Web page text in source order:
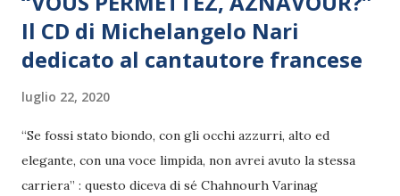
Il CD di Michelangelo Nari
dedicato al cantautore francese
luglio 22, 2020
“Se fossi stato biondo, con gli occhi azzurri, alto ed
elegante, con una voce limpida, non avrei avuto la stessa
carriera” : questo diceva di sé Chahnourh Varinag